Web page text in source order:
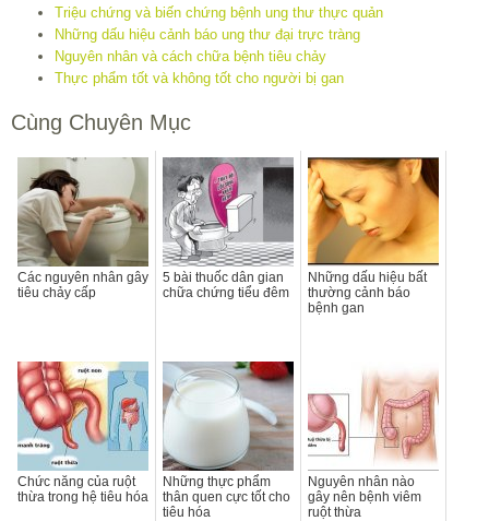
Triệu chứng và biến chứng bệnh ung thư thực quản
Những dấu hiệu cảnh báo ung thư đại trực tràng
Nguyên nhân và cách chữa bệnh tiêu chảy
Thực phẩm tốt và không tốt cho người bị gan
Cùng Chuyên Mục
Các nguyên nhân gây
tiêu chảy cấp
5 bài thuốc dân gian
chữa chứng tiểu đêm
Những dấu hiệu bất
thường cảnh báo
bệnh gan
Chức năng của ruột
thừa trong hệ tiêu hóa
Những thực phẩm
thân quen cực tốt cho
tiêu hóa
Nguyên nhân nào
gây nên bệnh viêm
ruột thừa